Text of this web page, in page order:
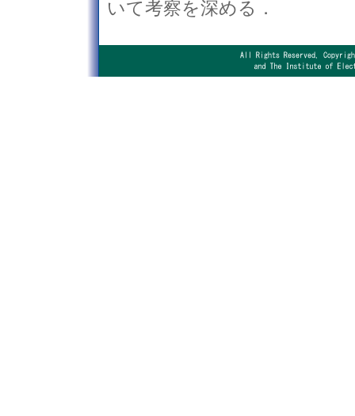
いて考察を深める．